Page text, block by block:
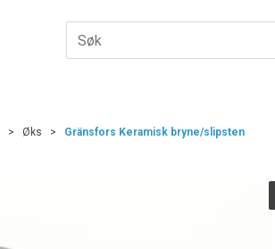
> Øks > Gränsfors Keramisk bryne/slipsten